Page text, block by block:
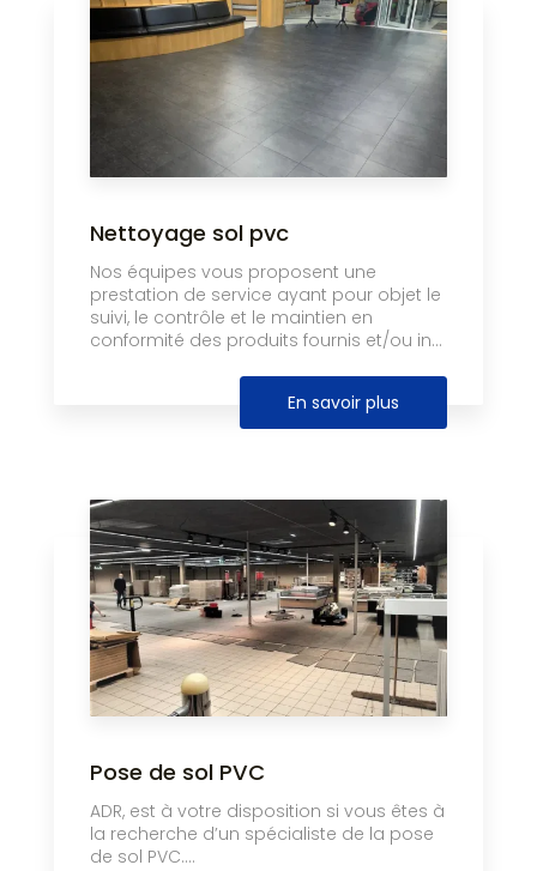
Nettoyage sol pvc
Nos équipes vous proposent une
prestation de service ayant pour objet le
suivi, le contrôle et le maintien en
conformité des produits fournis et/ou in...
En savoir plus
Pose de sol PVC
ADR, est à votre disposition si vous êtes à
la recherche d’un spécialiste de la pose
de sol PVC....